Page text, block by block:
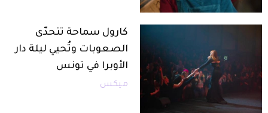
كارول سماحة تتحدّى
الصعوبات وتُحيي ليلة دار
الأوبرا في تونس
ميكس